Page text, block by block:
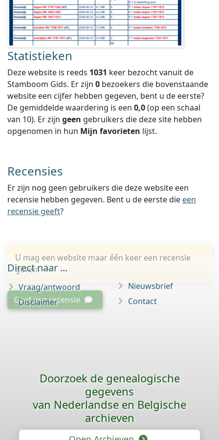
Statistieken
Deze website is reeds 1031 keer bezocht vanuit de
Stamboom Gids. Er zijn 0 bezoekers die bovenstaande
website een cijfer hebben gegeven, bent u de eerste?
De gemiddelde waardering is een 0,0(op een schaal
van 10). Er zijn geen gebruikers die deze site hebben
opgenomen in hun Mijn favorieten lijst.
Recensies
Er zijn nog geen gebruikers die deze website een
recensie hebben gegeven. Bent u de eerste die een
recensie geeft?
U mag een website maar één keer een recensie
geven.
Geef een recensie
Direct naar ...
Vraag/antwoord
Disclaimer
Nieuwsbrief
Contact
Doorzoek de genealogische
gegevens
van Nederlandse en Belgische
archieven